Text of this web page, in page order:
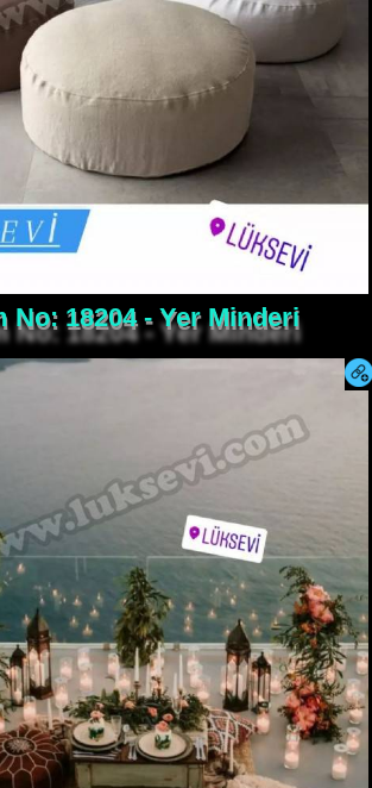
No: 18204 - Yer Minderi